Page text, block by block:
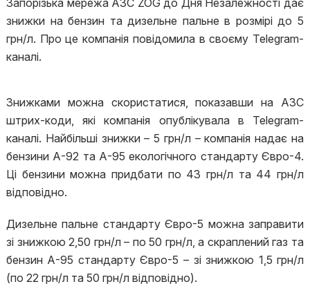
Запорізька мережа АЗС ZOG до Дня Незалежності дає
знижки на бензин та дизельне пальне в розмірі до 5
грн/л. Про це компанія повідомила в своєму Telegram-
каналі.
Знижками можна скористатися, показавши на АЗС
штрих-коди, які компанія опублікувала в Telegram-
каналі. Найбільші знижки – 5 грн/л – компанія надає на
бензини А-92 та А-95 екологічного стандарту Євро-4.
Ці бензини можна придбати по 43 грн/л та 44 грн/л
відповідно.
Дизельне пальне стандарту Євро-5 можна заправити
зі знижкою 2,50 грн/л – по 50 грн/л, а скраплений газ та
бензин А-95 стандарту Євро-5 – зі знижкою 1,5 грн/л
(по 22 грн/л та 50 грн/л відповідно).